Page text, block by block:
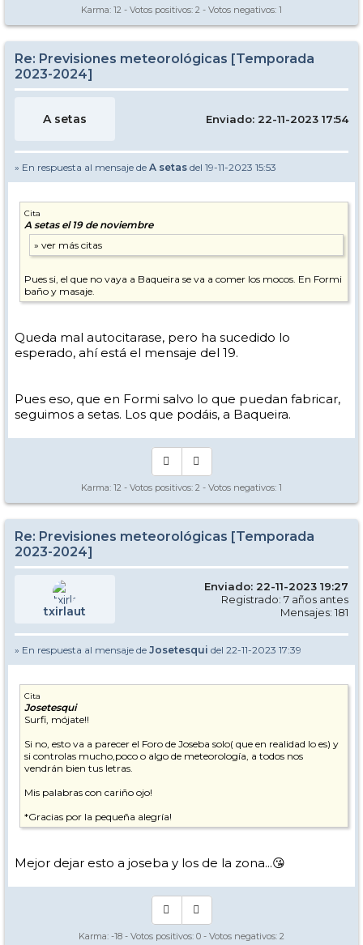
Karma: 12 - Votos positivos: 2 - Votos negativos: 1
Re: Previsiones meteorológicas [Temporada
2023-2024]
A setas Enviado: 22-11-2023 17:54
» En respuesta al mensaje de A setas del 19-11-2023 15:53
Cita
A setas el 19 de noviembre
Pues si, el que no vaya a Baqueira se va a comer los mocos. En Formi
baño y masaje.
Queda mal autocitarase, pero ha sucedido lo
esperado, ahí está el mensaje del 19.
Pues eso, que en Formi salvo lo que puedan fabricar,
seguimos a setas. Los que podáis, a Baqueira.
Karma: 12 - Votos positivos: 2 - Votos negativos: 1
Re: Previsiones meteorológicas [Temporada
2023-2024]
txirlaut
Enviado: 22-11-2023 19:27
Registrado: 7 años antes
Mensajes: 181
» En respuesta al mensaje de Josetesqui del 22-11-2023 17:39
Cita
Josetesqui
Surfi, mójate!!
Si no, esto va a parecer el Foro de Joseba solo( que en realidad lo es) y
si controlas mucho,poco o algo de meteorología, a todos nos
vendrán bien tus letras.
Mis palabras con cariño ojo!
*Gracias por la pequeña alegría!
Mejor dejar esto a joseba y los de la zona...😘
Karma: -18 - Votos positivos: 0 - Votos negativos: 2